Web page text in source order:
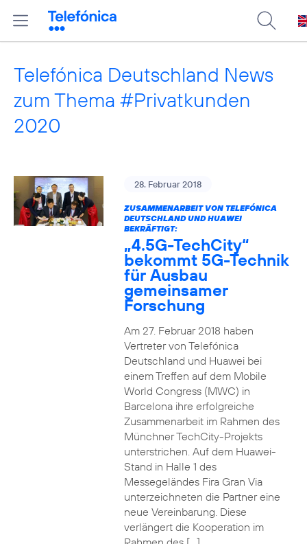
Telefónica Deutschland News
zum Thema #Privatkunden
2020
28. Februar 2018
ZUSAMMENARBEIT VON TELEFÓNICA
DEUTSCHLAND UND HUAWEI
BEKRÄFTIGT:
„4.5G-TechCity“
bekommt 5G-Technik
für Ausbau
gemeinsamer
Forschung
Am 27. Februar 2018 haben
Vertreter von Telefónica
Deutschland und Huawei bei
einem Treffen auf dem Mobile
World Congress (MWC) in
Barcelona ihre erfolgreiche
Zusammenarbeit im Rahmen des
Münchner TechCity-Projekts
unterstrichen. Auf dem Huawei-
Stand in Halle 1 des
Messegeländes Fira Gran Via
unterzeichneten die Partner eine
neue Vereinbarung. Diese
verlängert die Kooperation im